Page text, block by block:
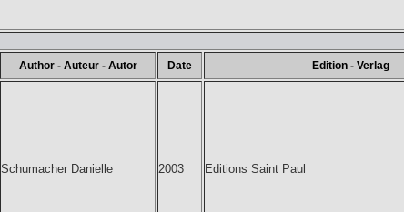
Author - Auteur - Autor Date Edition - Verlag
Schumacher Danielle 2003 Editions Saint Paul